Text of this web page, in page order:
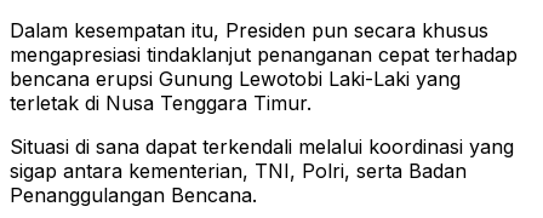
Dalam kesempatan itu, Presiden pun secara khusus
mengapresiasi tindaklanjut penanganan cepat terhadap
bencana erupsi Gunung Lewotobi Laki-Laki yang
terletak di Nusa Tenggara Timur.
Situasi di sana dapat terkendali melalui koordinasi yang
sigap antara kementerian, TNI, Polri, serta Badan
Penanggulangan Bencana.